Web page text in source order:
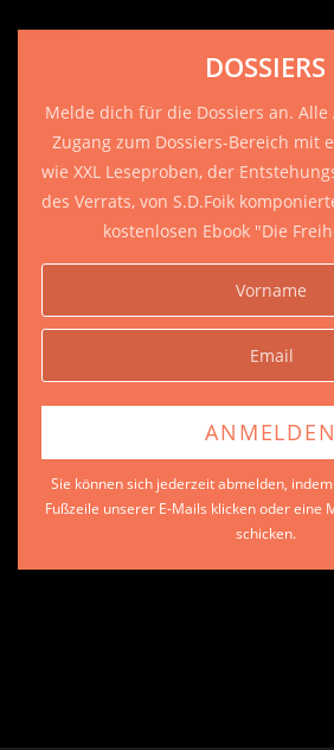
DOSSIERS
Melde dich für die Dossiers an.
Zugang zum Dossiers-Bereich mit
wie XXL Leseproben, der
des Verrats, von S.D.Foik
kostenlosen Ebook "Die
Sie können sich jederzeit abmelden,
Fußzeile unserer E-Mails klicken oder eine
schicken.